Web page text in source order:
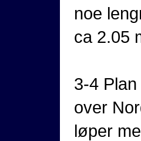
noe
ca 2.05
3-4
over
løper